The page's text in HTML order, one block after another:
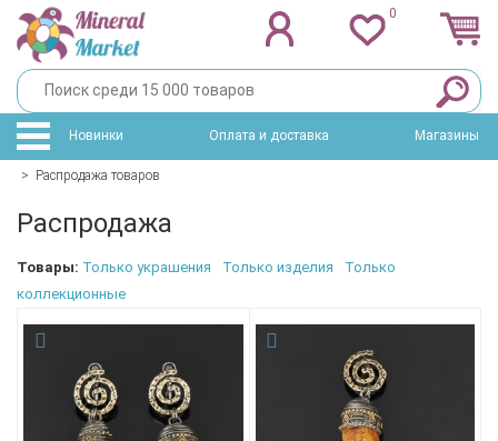
0
Новинки Оплата и доставка Магазины
> Распродажа товаров
Распродажа
Товары: Только украшения Только изделия
Только
коллекционные